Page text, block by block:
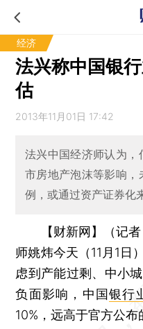
经济
法兴称中国银
估
2013年11月01日 17:42
法兴中国经济师认为
市房地产泡沫等影响
例，或通过资产证券化
【财新网】（记者
师姚炜今天（11月1日
虑到产能过剩、中小
负面影响，中国银行
10%，远高于官方公布